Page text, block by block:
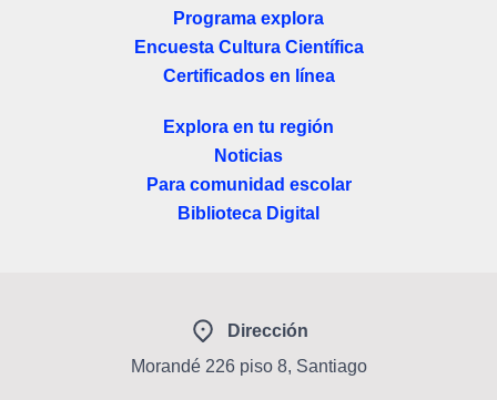
Programa explora
Encuesta Cultura Científica
Certificados en línea
Explora en tu región
Noticias
Para comunidad escolar
Biblioteca Digital
Dirección
Morandé 226 piso 8, Santiago